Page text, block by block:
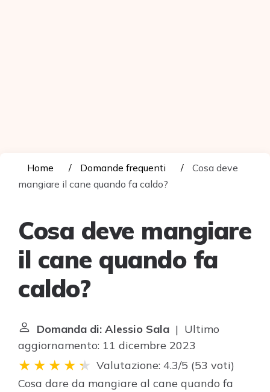
Home Domande frequenti
Cosa deve
mangiare il cane quando fa caldo?
Cosa deve mangiare
il cane quando fa
caldo?
Domanda di: Alessio Sala | Ultimo
aggiornamento: 11 dicembre 2023
Valutazione: 4.3/5 (53 voti)
Cosa dare da mangiare al cane quando fa